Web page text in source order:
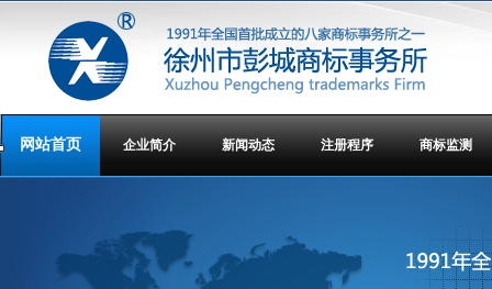
网站首页 企业简介 新闻动态 注册程序 商标监测